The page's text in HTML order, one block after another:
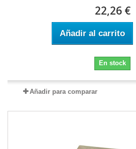
22,26 €
Añadir al carrito
En stock
Añadir para comparar